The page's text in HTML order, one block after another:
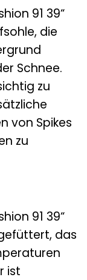
91 39“
die
Schnee.
zu
von Spikes
zu
91 39“
das
ist